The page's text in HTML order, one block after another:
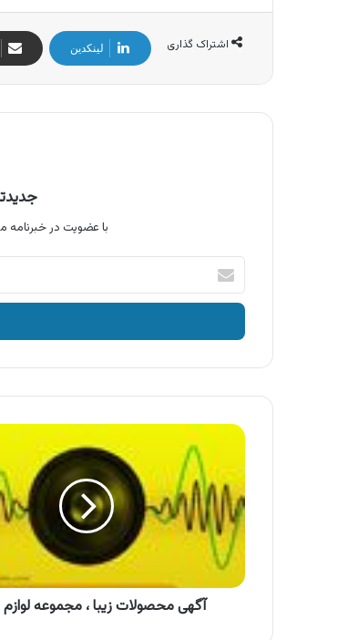
اشتراک گذاری لینکدین
با عضویت در خبرنامه
آدرس
ایمیل
خود
وارد
آگهی
محصولات
،
مجموعه
لوازم
زندگی
آگهی محصولات زیبا ، مجموعه